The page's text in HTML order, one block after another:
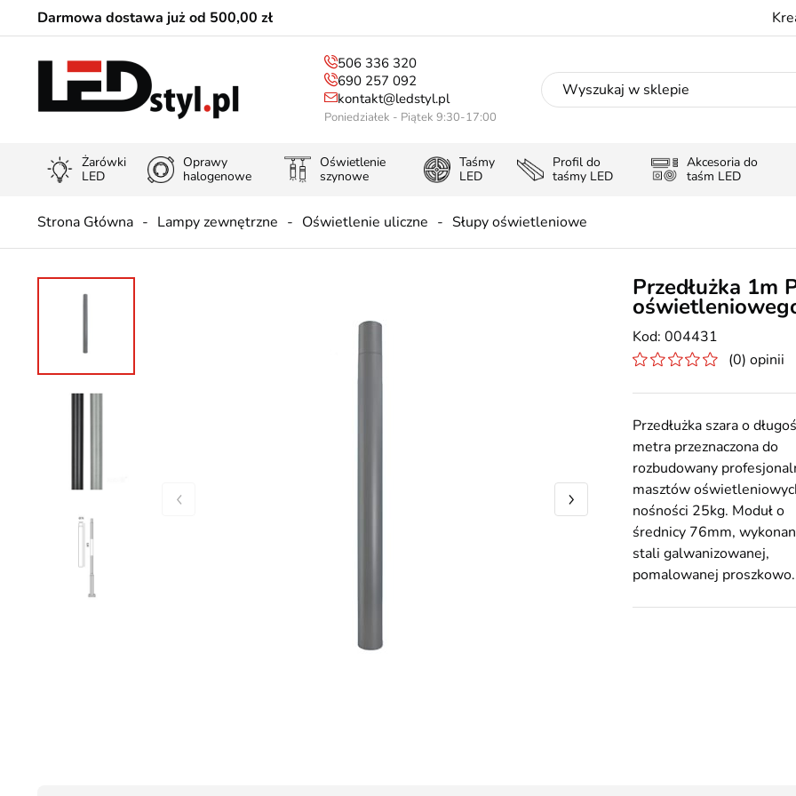
Darmowa dostawa już od 500,00 zł
506 336 320
690 257 092
kontakt@ledstyl.pl
Poniedziałek - Piątek 9:30-17:00
Żarówki
LED
Oprawy
halogenowe
Oświetlenie
szynowe
Taśmy
LED
Profil do
taśmy LED
Akcesoria do
taśm LED
Strona Główna Lampy zewnętrzne Oświetlenie uliczne Słupy oświetleniowe
Przedłużka 1m
004431
(0) opinii
Przedłużka szara o
metra przeznaczona do
rozbudowany
masztów
nośności 25kg. Moduł o
średnicy 76mm,
stali galwanizowanej,
pomalowanej proszkowo.